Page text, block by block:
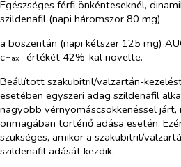
Egészséges férfi önkénteseknél,
szildenafil (napi háromszor 80 mg)
a boszentán (napi kétszer 125 mg)
cmax -értékét 42%-kal növelte.
Beállított szakubitril/valzartán-
esetében egyszeri adag szildenafil
nagyobb vérnyomáscsökkenéssel
önmagában történő adása esetén.
szükséges, amikor a szakubitril/
szildenafil adását kezdik.